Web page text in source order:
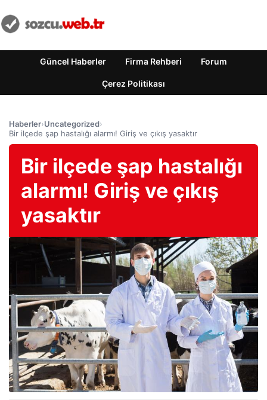
Güncel Haberler Firma Rehberi Forum
Çerez Politikası
Haberler›Uncategorized›
Bir ilçede şap hastalığı alarmı! Giriş ve çıkış yasaktır
Bir ilçede şap hastalığı
alarmı! Giriş ve çıkış
yasaktır